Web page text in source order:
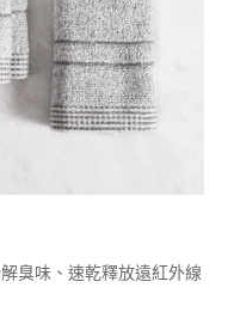
臭味、速乾釋放遠紅外線